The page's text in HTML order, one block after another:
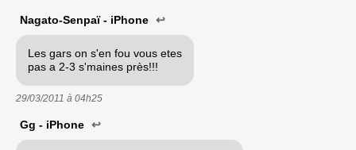
Nagato-Senpaï - iPhone ↩
Les gars on s'en fou vous etes
pas a 2-3 s'maines près!!!
29/03/2011 à 04h25
Gg - iPhone ↩